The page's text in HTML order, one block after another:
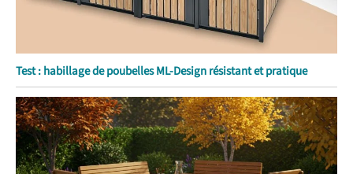
Test : habillage de poubelles ML-Design résistant et pratique